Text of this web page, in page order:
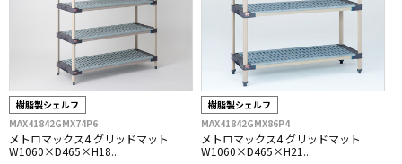
樹脂製シェルフ
MAX41842GMX74P6
メトロマックス4 グリッドマット
W1060×D465×H18...
樹脂製シェルフ
MAX41842GMX86P4
メトロマックス4 グリッドマット
W1060×D465×H21...